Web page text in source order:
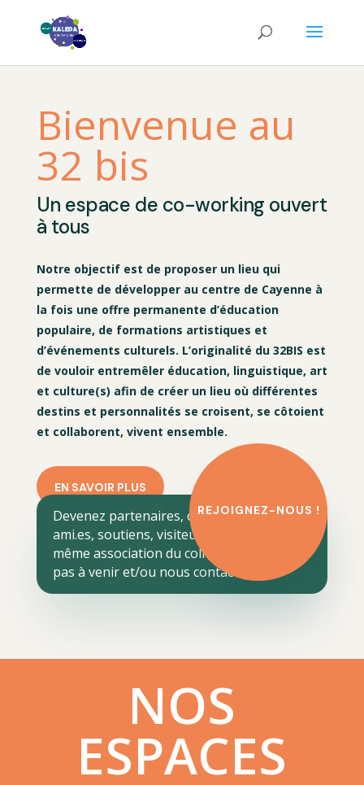
Bienvenue au
32 bis
Un espace de co-working ouvert
à tous
Notre objectif est de proposer un lieu qui
permette de développer au centre de Cayenne à
la fois une offre permanente d’éducation
populaire, de formations artistiques et
d’événements culturels. L’originalité du 32BIS est
de vouloir entremêler éducation, linguistique, art
et culture(s) afin de créer un lieu où différentes
destins et personnalités se croisent, se côtoient
et collaborent, vivent ensemble.
EN SAVOIR PLUS
REJOIGNEZ-NOUS !
Devenez partenaires, collaborateurs,
ami.es, soutiens, visiteurs réguliers, voire
même association du collectif. N’hésitez
pas à venir et/ou nous contacter.
NOS
ESPACES